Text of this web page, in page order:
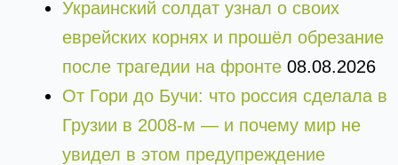
Украинский солдат узнал о своих
еврейских корнях и прошёл обрезание
после трагедии на фронте 08.08.2026
От Гори до Бучи: что россия сделала в
Грузии в 2008-м — и почему мир не
увидел в этом предупреждение